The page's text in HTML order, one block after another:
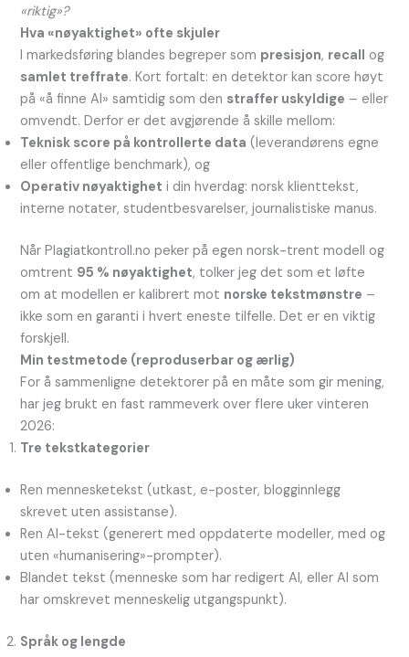
«riktig»?
Hva «nøyaktighet» ofte skjuler
I markedsføring blandes begreper som presisjon, recall og
samlet treffrate. Kort fortalt: en detektor kan score høyt
på «å finne AI» samtidig som den straffer uskyldige – eller
omvendt. Derfor er det avgjørende å skille mellom:
Teknisk score på kontrollerte data (leverandørens egne
eller offentlige benchmark), og
Operativ nøyaktighet i din hverdag: norsk klienttekst,
interne notater, studentbesvarelser, journalistiske manus.
Når Plagiatkontroll.no peker på egen norsk-trent modell og
omtrent 95 % nøyaktighet, tolker jeg det som et løfte
om at modellen er kalibrert mot norske tekstmønstre –
ikke som en garanti i hvert eneste tilfelle. Det er en viktig
forskjell.
Min testmetode (reproduserbar og ærlig)
For å sammenligne detektorer på en måte som gir mening,
har jeg brukt en fast rammeverk over flere uker vinteren
2026:
Tre tekstkategorier
Ren mennesketekst (utkast, e-poster, blogginnlegg
skrevet uten assistanse).
Ren AI-tekst (generert med oppdaterte modeller, med og
uten «humanisering»-prompter).
Blandet tekst (menneske som har redigert AI, eller AI som
har omskrevet menneskelig utgangspunkt).
Språk og lengde